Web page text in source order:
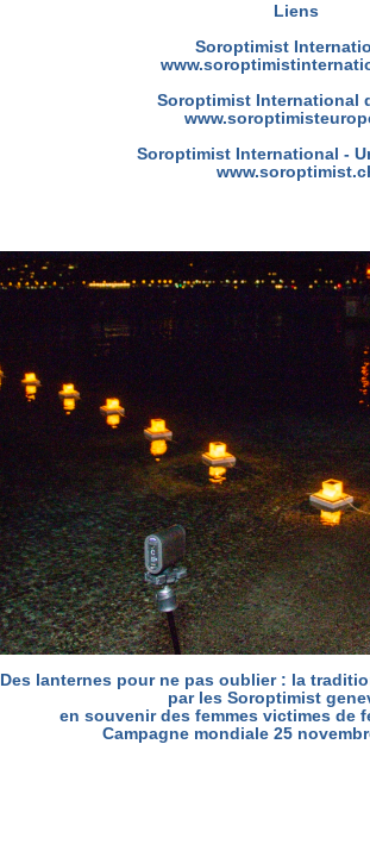
Liens
Soroptimist
Soroptimist International
Soroptimist International -
Des lanternes pour ne pas oublier : la
par les Soroptimist
en souvenir des femmes victimes de
Campagne mondiale 25